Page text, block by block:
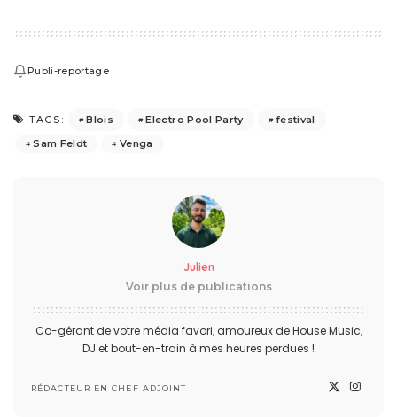
Publi-reportage
TAGS: Blois Electro Pool Party
festival
Sam Feldt
Venga
Julien
Voir plus de publications
Co-gérant de votre média favori, amoureux de House Music,
DJ et bout-en-train à mes heures perdues !
RÉDACTEUR EN CHEF ADJOINT